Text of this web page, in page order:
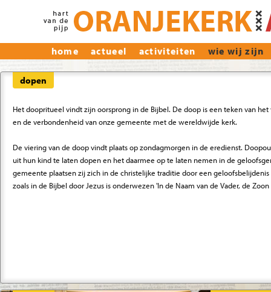
home actueel activiteiten wie wij zijn
dopen
Het doopritueel vindt zijn oorsprong in de Bijbel. De doop is een teken van
en de verbondenheid van onze gemeente met de wereldwijde kerk.
De viering van de doop vindt plaats op zondagmorgen in de eredienst.
uit hun kind te laten dopen en het daarmee op te laten nemen in de
gemeente plaatsen zij zich in de christelijke traditie door een
zoals in de Bijbel door Jezus is onderwezen 'In de Naam van de Vader, de